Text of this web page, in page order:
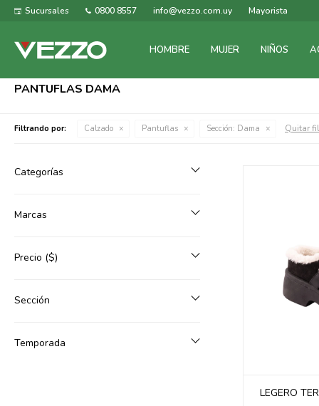
HOMBRE MUJER NIÑOS
Sucursales 0800 8557 info@vezzo.com.uy Mayorista
PANTUFLAS DAMA
Filtrando por: Calzado Pantuflas Sección: Dama Quitar
LEGERO
Categorías
Marcas
Precio ($)
Sección
Temporada